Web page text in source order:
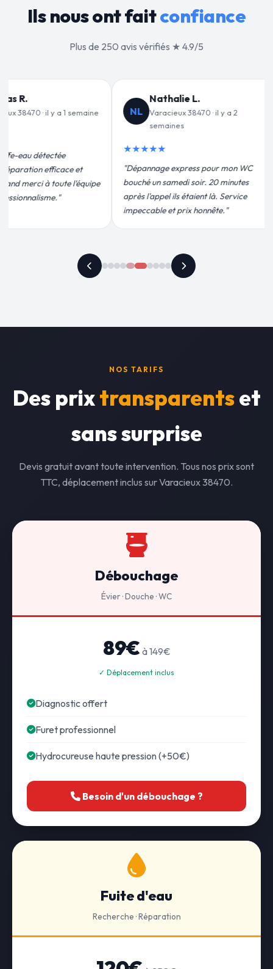
Ils nous ont faitconfiance
Plus de 250 avis vérifiés ★ 4.9/5
JF
Jean-François C.
Varacieux 38470 · il y a 3
"Remplacement de mon chauffe-eau en
moins de 2h. Équipe très pro, devis
conforme, chantier propre. Je
recommande vivement."
pour leur
efficace. Fuite
plus qu'honnête
NOS TARIFS
Des prixtransparentset
sans surprise
Devis gratuit avant toute intervention. Tous nos prix sont
TTC, déplacement inclus sur Varacieux 38470.
Débouchage
Évier · Douche · WC
89€ à 149€
✓ Déplacement inclus
Diagnostic offert
Furet professionnel
Hydrocureuse haute pression (+50€)
Besoin d'un débouchage ?
Fuite d'eau
Recherche · Réparation